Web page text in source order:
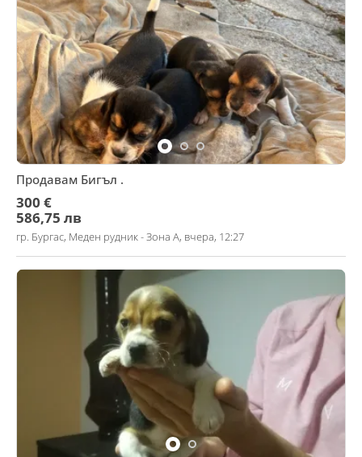
Продавам Бигъл .
300 €
586,75 лв
гр. Бургас, Меден рудник - Зона А, вчера, 12:27